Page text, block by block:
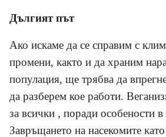
Дългият път
Ако искаме да се справим с
промени, както и да храним
популация, ще трябва да
да разберем кое работи.
за всички , поради особености
Завръщането на насекомите